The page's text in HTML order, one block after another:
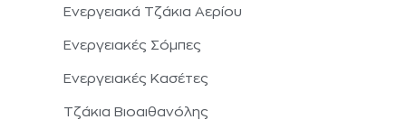
Ενεργειακά Τζάκια Αερίου
Ενεργειακές Σόμπες
Ενεργειακές Κασέτες
Τζάκια Βιοαιθανόλης